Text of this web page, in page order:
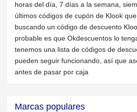
horas del día, 7 días a la semana,
últimos códigos de cupón de Klook
buscando un código de descuento
probable es que Okdescuentos lo
tenemos una lista de códigos de
pueden seguir funcionando, así que
antes de pasar por caja
Marcas populares